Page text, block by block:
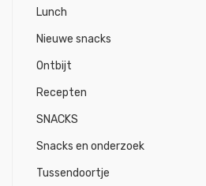
Lunch
Nieuwe snacks
Ontbijt
Recepten
SNACKS
Snacks en onderzoek
Tussendoortje